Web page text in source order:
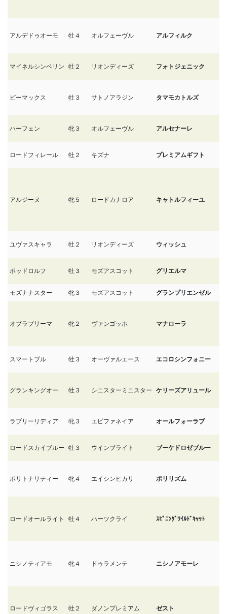
アルデドゥオーモ 牡４ オルフェーヴル アルフィルク
マイネルシンベリン 牡２ リオンディーズ フォトジェニック
ビーマックス 牡３ サトノアラジン タマモカトルズ
ハーフェン 牝３ オルフェーヴル アルセナーレ
ロードフィレール 牡２ キズナ プレミアムギフト
アルジーヌ 牝５ ロードカナロア キャトルフィーユ
ユヴァスキャラ 牡２ リオンディーズ ウィッシュ
ポッドロルフ 牡３ モズアスコット グリエルマ
モズナナスター 牝３ モズアスコット グランプリエンゼル
オブラプリーマ 牝２ ヴァンゴッホ マナローラ
スマートブル 牡３ オーヴァルエース エコロシンフォニー
グランキングオー 牡３ シニスターミニスター ケリーズアリュール
ラブリーリディア 牝３ エピファネイア オールフォーラブ
ロードスカイブルー 牡３ ウインブライト ブーケドロゼブルー
ポリトナリティー 牝４ エイシンヒカリ ポリリズム
ロードオールライト 牡４ ハーツクライ ｽﾋﾟﾆﾝｸﾞﾜｲﾙﾄﾞｷｬｯﾄ
ニシノティアモ 牝４ ドゥラメンテ ニシノアモーレ
ロードヴィゴラス 牡２ ダノンプレミアム ゼスト